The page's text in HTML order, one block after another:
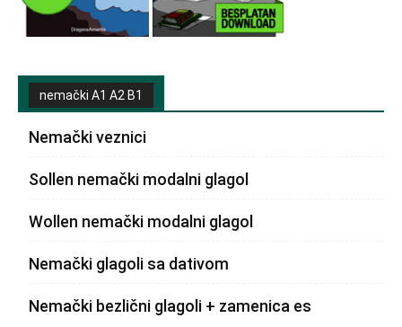
nemački A1 A2 B1
Nemački veznici
Sollen nemački modalni glagol
Wollen nemački modalni glagol
Nemački glagoli sa dativom
Nemački bezlični glagoli + zamenica es